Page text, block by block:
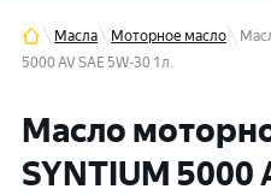
Масла Моторное масло
5000 AV SAE 5W-30 1л.
Масло
SYNTIUM 5000